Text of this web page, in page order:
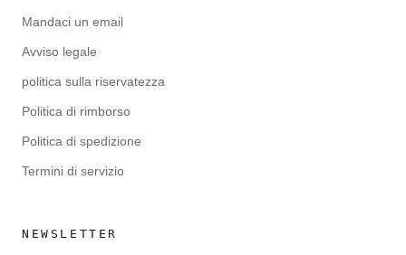
Mandaci un email
Avviso legale
politica sulla riservatezza
Politica di rimborso
Politica di spedizione
Termini di servizio
NEWSLETTER